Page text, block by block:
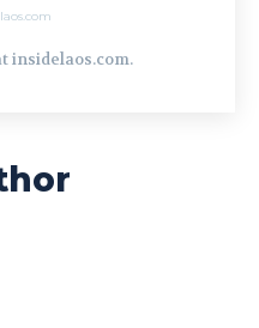
insidelaos.com.